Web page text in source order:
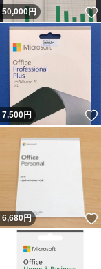
いいね！
50,000円
いいね！
7,500円
いいね！
6,680円